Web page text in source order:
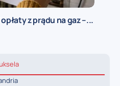
z prądu na gaz –...